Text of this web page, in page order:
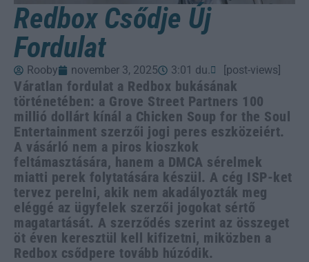
Redbox Csődje Új
Fordulat
Rooby november 3, 2025 3:01 du. [post-views]
Váratlan fordulat a Redbox bukásának
történetében: a Grove Street Partners 100
millió dollárt kínál a Chicken Soup for the Soul
Entertainment szerzői jogi peres eszközeiért.
A vásárló nem a piros kioszkok
feltámasztására, hanem a DMCA sérelmek
miatti perek folytatására készül. A cég ISP-ket
tervez perelni, akik nem akadályozták meg
eléggé az ügyfelek szerzői jogokat sértő
magatartását. A szerződés szerint az összeget
öt éven keresztül kell kifizetni, miközben a
Redbox csődpere tovább húzódik.